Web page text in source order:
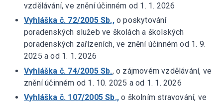
vzdělávání, ve znění účinném od 1. 1. 2026
Vyhláška č. 72/2005 Sb.,o poskytování
poradenských služeb ve školách a školských
poradenských zařízeních, ve znění účinném od 1. 9.
2025 a od 1. 1. 2026
Vyhláška č. 74/2005 Sb., o zájmovém vzdělávání, ve
znění účinném od 1. 10. 2025 a od 1. 1. 2026
Vyhláška č. 107/2005 Sb., o školním stravování, ve